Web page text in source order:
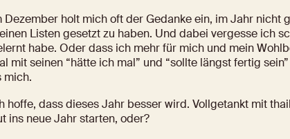
Dezember holt mich oft der Gedanke ein, im Jahr
Listen gesetzt zu haben. Und dabei vergesse ich
habe. Oder dass ich mehr für mich und mein
mit seinen “hätte ich mal” und “sollte längst fertig
mich.
hoffe, dass dieses Jahr besser wird. Vollgetankt mit
ins neue Jahr starten, oder?